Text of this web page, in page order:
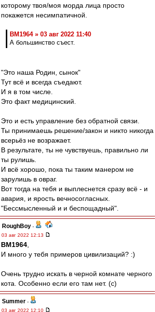
которому твоя/моя морда лица просто
покажется несимпатичной.
BM1964 » 03 авг 2022 11:40
А большинство съест.
"Это наша Родин, сынок"
Тут всё и всегда съедают.
И я в том числе.
Это факт медицинский.
Это и есть управление без обратной связи.
Ты принимаешь решение/закон и никто никогда
всерьёз не возражает.
В результате, ты не чувствуешь, правильно ли
ты рулишь.
И всё хорошо, пока ты таким манером не
зарулишь в овраг.
Вот тогда на тебя и выплеснется сразу всё - и
авария, и ярость вечносогласных.
"Бессмысленный и и беспощадный".
RoughBoy -
03 авг 2022 12:13
BM1964
И много у тебя примеров цивилизаций? :)
Очень трудно искать в черной комнате черного
кота. Особенно если его там нет. (c)
Summer -
03 авг 2022 12:10